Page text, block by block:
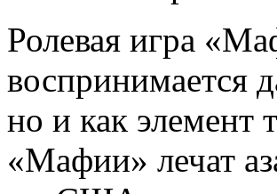
Ролевая игра
воспринимается
но и как
«Мафии» лечат